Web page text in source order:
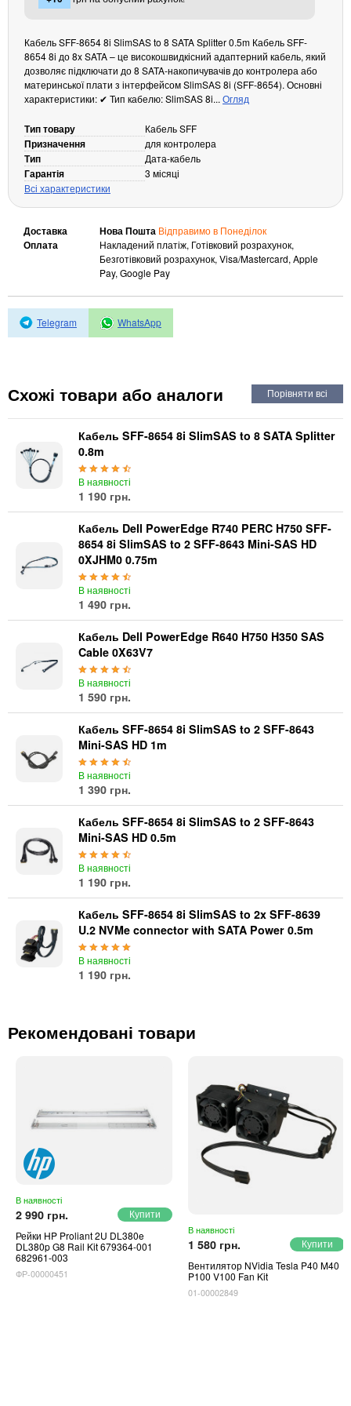
Аксесуари
Хаби і кардридери
Фильтри та стабілізатори
Павербанки
Кабелі, роз'єми, перехідники
Аксесуари для ноутбуків
Акумулятори
Зовнішні блоки живлення
Периферійні пристрої
Монітори
Клавіатури, миші, комплекти
Відеоспостереження
Автономне живлення
Акумулятори для ДБЖ
Кабель SFF-8654 8i SlimSAS to 8 SATA Splitter 0.5m Кабель SFF-
8654 8i до 8x SATA – це високошвидкісний адаптерний кабель, який
дозволяє підключати до 8 SATA-накопичувачів до контролера або
материнської плати з інтерфейсом SlimSAS 8i (SFF-8654). Основні
характеристики: ✔ Тип кабелю: SlimSAS 8i... Огляд
Тип товару Кабель SFF
Призначення для контролера
Тип Дата-кабель
Гарантія
3 місяці
Всі характеристики
Доставка Нова Пошта Відправимо в Понеділок
Оплата
Накладений платіж, Готівковий розрахунок,
Безготівковий розрахунок, Visa/Mastercard, Apple
Pay, Google Pay
Telegram WhatsApp
Схожі товари або аналоги
Кабель SFF-8654 8i SlimSAS to 8 SATA Splitter
0.8m
В наявності
1 190 грн.
Кабель Dell PowerEdge R740 PERC H750 SFF-
8654 8i SlimSAS to 2 SFF-8643 Mini-SAS HD
0XJHM0 0.75m
В наявності
1 490 грн.
Кабель Dell PowerEdge R640 H750 H350 SAS
Cable 0X63V7
В наявності
1 590 грн.
Кабель SFF-8654 8i SlimSAS to 2 SFF-8643
Mini-SAS HD 1m
В наявності
1 390 грн.
Кабель SFF-8654 8i SlimSAS to 2 SFF-8643
Mini-SAS HD 0.5m
В наявності
1 190 грн.
Кабель SFF-8654 8i SlimSAS to 2x SFF-8639
U.2 NVMe connector with SATA Power 0.5m
В наявності
1 190 грн.
Рекомендовані товари
В наявності
2 990 грн.
Рейки HP Proliant 2U DL380e
DL380p G8 Rail Kit 679364-001
682961-003
ФР-00000451
В наявності
1 580 грн.
Вентилятор NVidia Tesla P40 M40
P100 V100 Fan Kit
01-00002849